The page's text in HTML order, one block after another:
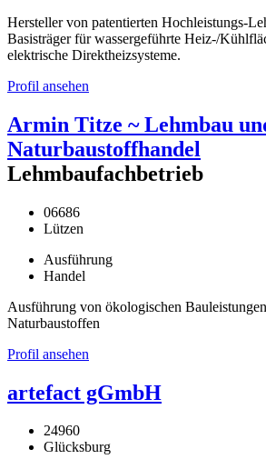
Hersteller von patentierten Hochleistungs-
Basisträger für wassergeführte Heiz-/
elektrische Direktheizsysteme.
Profil ansehen
Armin Titze ~ Lehmbau
Naturbaustoffhandel
Lehmbaufachbetrieb
06686
Lützen
Ausführung
Handel
Ausführung von ökologischen
Naturbaustoffen
Profil ansehen
artefact gGmbH
24960
Glücksburg